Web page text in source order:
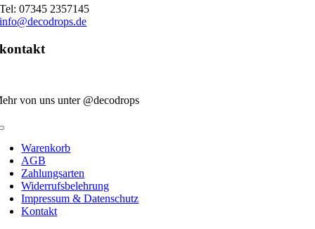
Tel: 07345 2357145
info@decodrops.de
kontakt
von uns unter @decodrops
Warenkorb
AGB
Zahlungsarten
Widerrufsbelehrung
Impressum & Datenschutz
Kontakt